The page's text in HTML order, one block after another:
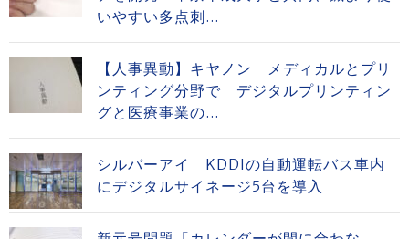
いやすい多点刺...
【人事異動】キヤノン メディカルとプリ
ンティング分野で デジタルプリンティン
グと医療事業の...
シルバーアイ KDDIの自動運転バス車内
にデジタルサイネージ5台を導入